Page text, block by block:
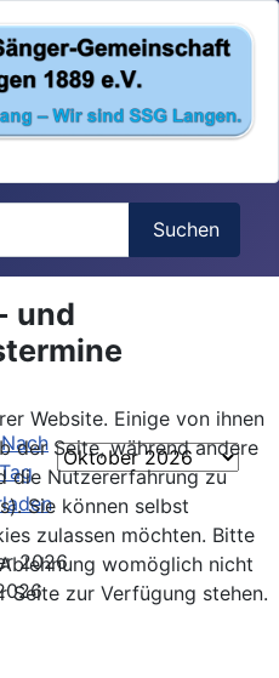
Suchen
und
2026
Website. Einige von ihnen
der Seite, während andere
die Nutzererfahrung zu
Sie können selbst
zulassen möchten. Bitte
womöglich nicht
Seite zur Verfügung stehen.